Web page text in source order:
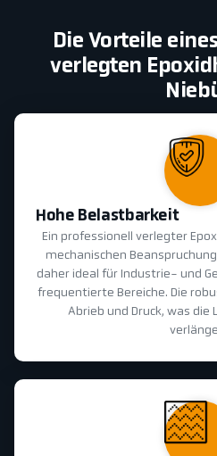
Die Vorteile
verlegten
Hohe Belastbarkeit
Ein professionell verlegter
mechanischen
daher ideal für Industrie- und
frequentierte Bereiche. Die
Abrieb und Druck, was die